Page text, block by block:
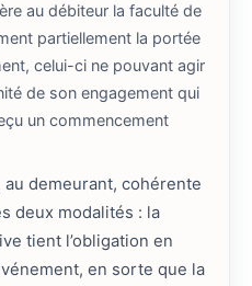
au débiteur la faculté de
partiellement la portée
celui-ci ne pouvant agir
de son engagement qui
un commencement
demeurant, cohérente
deux modalités : la
tient l’obligation en
en sorte que la